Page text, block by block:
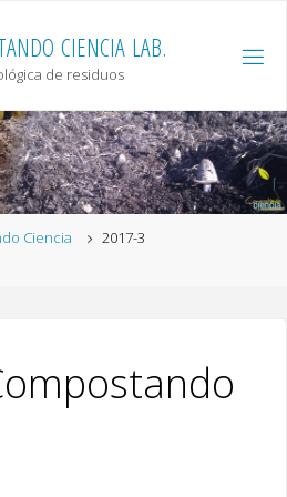
ANDO CIENCIA LAB.
de residuos
Ciencia
2017-3